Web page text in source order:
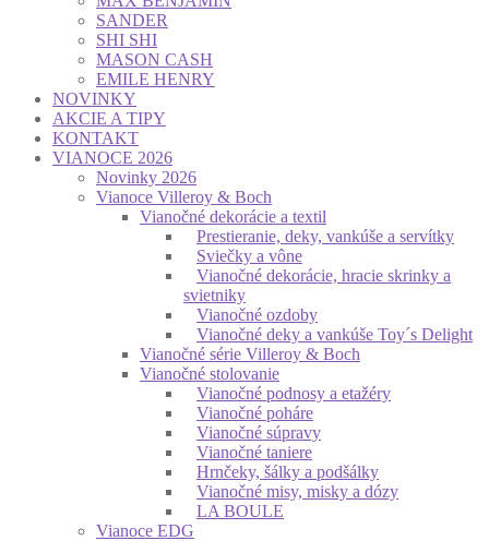
SANDER
SHI SHI
MASON CASH
EMILE HENRY
NOVINKY
AKCIE A TIPY
KONTAKT
VIANOCE 2026
Novinky 2026
Vianoce Villeroy & Boch
Vianočné dekorácie a textil
Prestieranie, deky, vankúše a servítky
Sviečky a vône
Vianočné dekorácie, hracie skrinky a
svietniky
Vianočné ozdoby
Vianočné deky a vankúše Toy´s Delight
Vianočné série Villeroy & Boch
Vianočné stolovanie
Vianočné podnosy a etažéry
Vianočné poháre
Vianočné súpravy
Vianočné taniere
Hrnčeky, šálky a podšálky
Vianočné misy, misky a dózy
LA BOULE
Vianoce EDG